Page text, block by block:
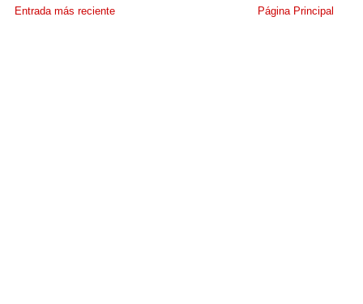
Entrada más reciente Página Principal